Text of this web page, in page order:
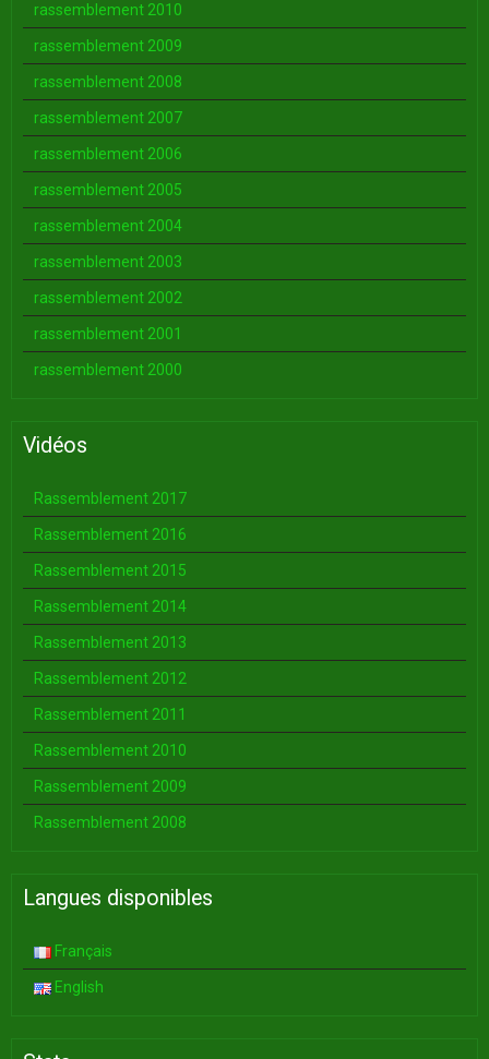
rassemblement 2010
rassemblement 2009
rassemblement 2008
rassemblement 2007
rassemblement 2006
rassemblement 2005
rassemblement 2004
rassemblement 2003
rassemblement 2002
rassemblement 2001
rassemblement 2000
Vidéos
Rassemblement 2017
Rassemblement 2016
Rassemblement 2015
Rassemblement 2014
Rassemblement 2013
Rassemblement 2012
Rassemblement 2011
Rassemblement 2010
Rassemblement 2009
Rassemblement 2008
Langues disponibles
Français
English